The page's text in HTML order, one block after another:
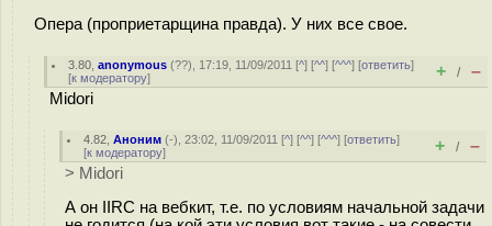
Опера (проприетарщина правда). У них все свое.
3.80 ,anonymous (??), 17:19, 11/09/2011 [^] [^^] [^^^] [ответить]
[к модератору] + / –
Midori
4.82 ,Аноним (-), 23:02, 11/09/2011 [^] [^^] [^^^] [ответить]
[к модератору] + / –
> Midori
А он IIRC на вебкит, т.е. по условиям начальной задачи